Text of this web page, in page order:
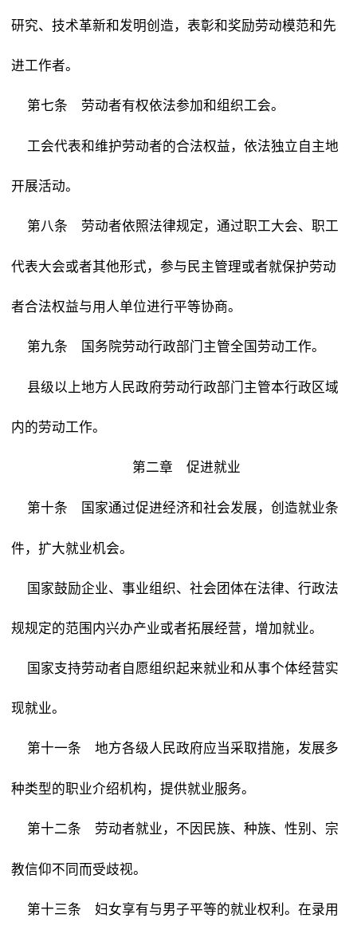
研究、技术革新和发明创造，表彰和奖励劳动模范和先
进工作者。
第七条 劳动者有权依法参加和组织工会。
工会代表和维护劳动者的合法权益，依法独立自主地
开展活动。
第八条 劳动者依照法律规定，通过职工大会、职工
代表大会或者其他形式，参与民主管理或者就保护劳动
者合法权益与用人单位进行平等协商。
第九条 国务院劳动行政部门主管全国劳动工作。
县级以上地方人民政府劳动行政部门主管本行政区域
内的劳动工作。
第二章 促进就业
第十条 国家通过促进经济和社会发展，创造就业条
件，扩大就业机会。
国家鼓励企业、事业组织、社会团体在法律、行政法
规规定的范围内兴办产业或者拓展经营，增加就业。
国家支持劳动者自愿组织起来就业和从事个体经营实
现就业。
第十一条 地方各级人民政府应当采取措施，发展多
种类型的职业介绍机构，提供就业服务。
第十二条 劳动者就业，不因民族、种族、性别、宗
教信仰不同而受歧视。
第十三条 妇女享有与男子平等的就业权利。在录用